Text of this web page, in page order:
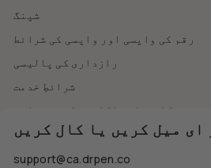
شپنگ
رقم کی واپسی اور واپسی کی شرائط
رازداری کی پالیسی
شرائطِ خدمت
کاروباری اکاؤنٹ کی درخواست
ای میل کریں یا کال کریں
support@ca.drpen.co